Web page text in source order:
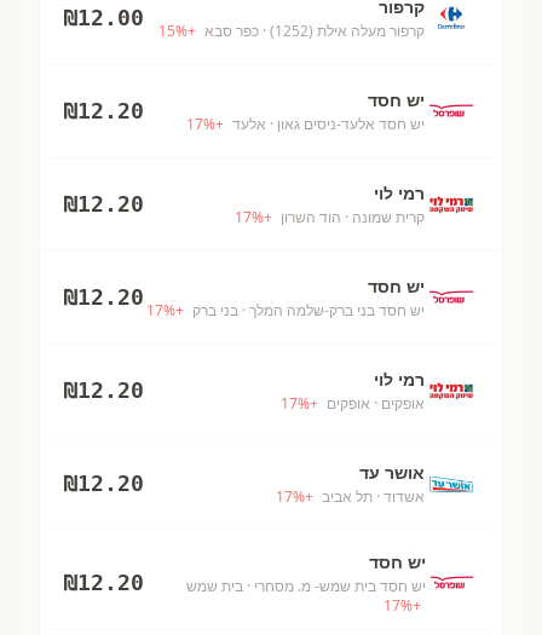
קרפור
קרפור מעלה אילת (1252) · כפר סבא +
15%
₪12.00
יש חסד
יש חסד אלעד-ניסים גאון · אלעד +
17%
₪12.20
רמי לוי
קרית שמונה · הוד השרון +
17%
₪12.20
יש חסד
יש חסד בני ברק-שלמה המלך · בני ברק +
17%
₪12.20
רמי לוי
אופקים · אופקים +
17%
₪12.20
אושר עד
אשדוד · תל אביב +
17%
₪12.20
יש חסד
יש חסד בית שמש- מ. מסחרי · בית שמש
+
17%
₪12.20